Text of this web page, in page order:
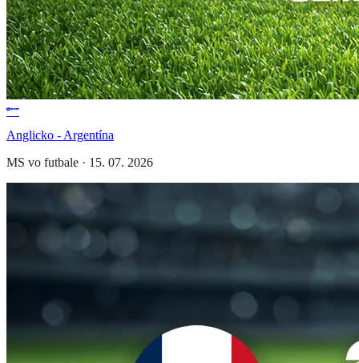
Anglicko - Argentína
MS vo futbale · 15. 07. 2026